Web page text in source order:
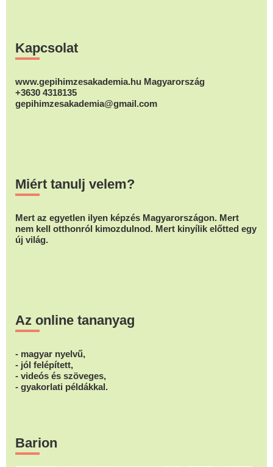
Kapcsolat
www.gepihimzesakademia.hu Magyarország
+3630 4318135
gepihimzesakademia@gmail.com
Miért tanulj velem?
Mert az egyetlen ilyen képzés Magyarországon. Mert
nem kell otthonról kimozdulnod. Mert kinyílik előtted egy
új világ.
Az online tananyag
- magyar nyelvű,
- jól felépített,
- videós és szöveges,
- gyakorlati példákkal.
Barion